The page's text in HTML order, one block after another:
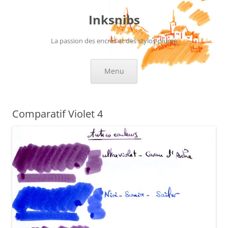
Inksnibs
La passion des encres et des stylos-plume
Menu
Comparatif Violet 4